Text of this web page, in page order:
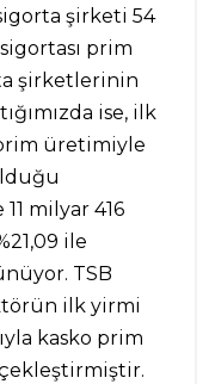
şirketi 54
prim
şirketlerinin
ise, ilk
üretimiyle
milyar 416
ile
TSB
ilk yirmi
kasko prim